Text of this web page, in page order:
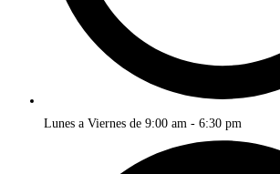
Lunes a Viernes de 9:00 am - 6:30 pm